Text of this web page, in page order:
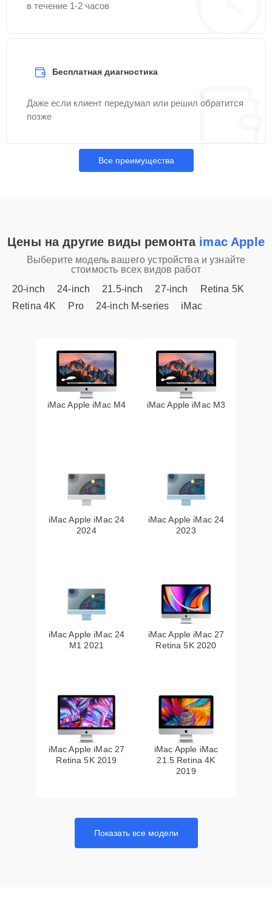
в течение 1-2 часов
Бесплатная диагностика
Даже если клиент передумал или решил обратится
позже
Все преимущества
Цены на другие виды ремонта imac Apple
Выберите модель вашего устройства и узнайте
стоимость всех видов работ
20-inch
24-inch 21.5-inch 27-inch
Retina 5K
Retina 4K
Pro 24-inch M-series iMac
iMac Apple iMac M4 iMac Apple iMac M3
iMac Apple iMac 24
2024
iMac Apple iMac 24
2023
iMac Apple iMac 24
M1 2021
iMac Apple iMac 27
Retina 5K 2020
iMac Apple iMac 27
Retina 5K 2019
iMac Apple iMac
21.5 Retina 4K
2019
Показать все модели